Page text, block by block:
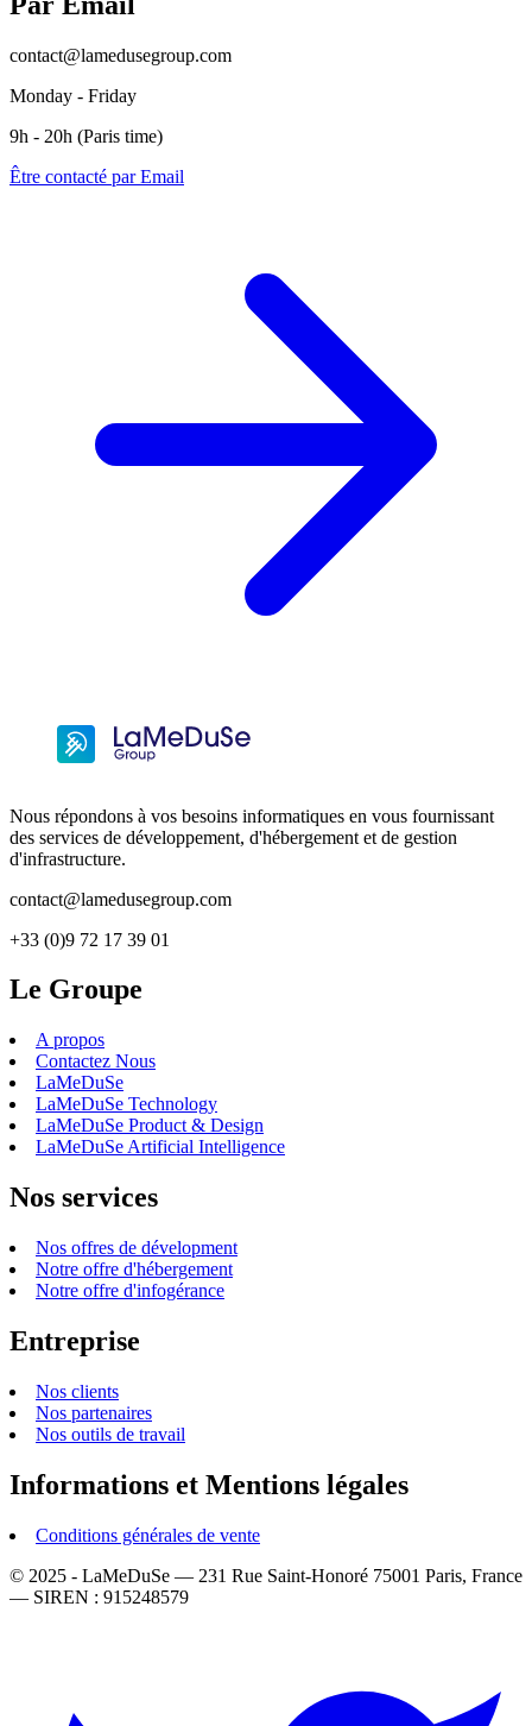
contact@lamedusegroup.com
Monday - Friday
9h - 20h (Paris time)
Être contacté par Email
Nous répondons à vos besoins informatiques en vous fournissant
des services de développement, d'hébergement et de gestion
d'infrastructure.
contact@lamedusegroup.com
+33 (0)9 72 17 39 01
Le Groupe
A propos
Contactez Nous
LaMeDuSe
LaMeDuSe Technology
LaMeDuSe Product & Design
LaMeDuSe Artificial Intelligence
Nos services
Nos offres de dévelopment
Notre offre d'hébergement
Notre offre d'infogérance
Entreprise
Nos clients
Nos partenaires
Nos outils de travail
Informations et Mentions légales
Conditions générales de vente
© 2025 - LaMeDuSe — 231 Rue Saint-Honoré 75001 Paris, France
— SIREN : 915248579